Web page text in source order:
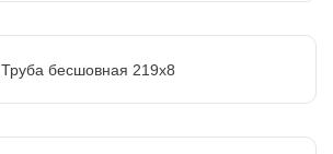
Труба бесшовная 219х8